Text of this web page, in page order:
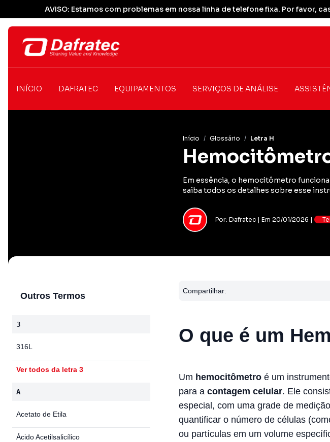
AVISO: Estamos com problemas em nossa linha de telefone fixa. Por favor,
INÍCIO DAFRATEC EQUIPAMENTOS SERVIÇOS DE ANÁLISE
Início / Glossário / Letra H
Em essência, o hemocitômetro
saiba todos os detalhes sobre esse
Por: Dafratec | Em 20/01/2026 |
Compartilhar:
O que é um
Um hemocitômetro é um
para a contagem celular. Ele
especial, com uma grade de
quantificar o número de células
ou partículas em um volume
Outros Termos
3
316L
Ver todos da letra 3
A
Acetato de Etila
Ácido Acetilsalicílico